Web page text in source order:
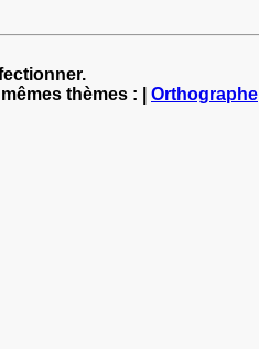
thèmes : | Orthographe